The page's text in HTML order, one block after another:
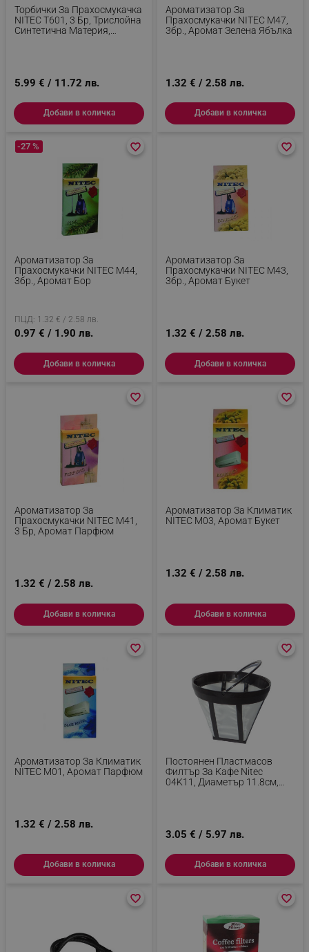
Торбички За Прахосмукачка
NITEC T601, 3 Бр, Трислойна
Синтетична Материя,
5.99 € / 11.72 лв.
Добави в количка
Ароматизатор За
Прахосмукачки NITEC М47,
3бр., Аромат Зелена Ябълка
1.32 € / 2.58 лв.
Добави в количка
Ароматизатор За
Прахосмукачки NITEC М44,
3бр., Аромат Бор
-27 %
ПЦД: 1.32 € / 2.58 лв.
0.97 € / 1.90 лв.
favorite_border
favorite_border
Добави в количка
Ароматизатор За
Прахосмукачки NITEC М43,
3бр., Аромат Букет
1.32 € / 2.58 лв.
favorite_border
favorite_border
Добави в количка
Ароматизатор За
Прахосмукачки NITEC М41,
3 Бр, Аромат Парфюм
1.32 € / 2.58 лв.
favorite_border
favorite_border
Добави в количка
Ароматизатор За Климатик
NITEC М03, Aромат Букет
1.32 € / 2.58 лв.
favorite_border
favorite_border
Добави в количка
Ароматизатор За Климатик
NITEC М01, Аромат Парфюм
1.32 € / 2.58 лв.
favorite_border
favorite_border
Добави в количка
Постоянен Пластмасов
Филтър За Кафе Nitec
04K11, Диаметър 11.8см,
3.05 € / 5.97 лв.
favorite_border
favorite_border
Добави в количка
favorite_border
favorite_border favorite_border
favorite_border